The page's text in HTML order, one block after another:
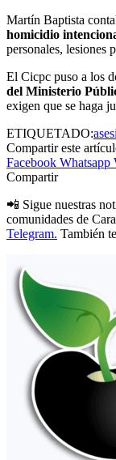
Martín Baptista
homicidio
personales, lesiones
El Cicpc puso a los
del Ministerio
exigen que se haga
ETIQUETADO:
Compartir este
Facebook Whatsapp
Compartir
📲 Sigue nuestras
comunidades de
Telegram. También